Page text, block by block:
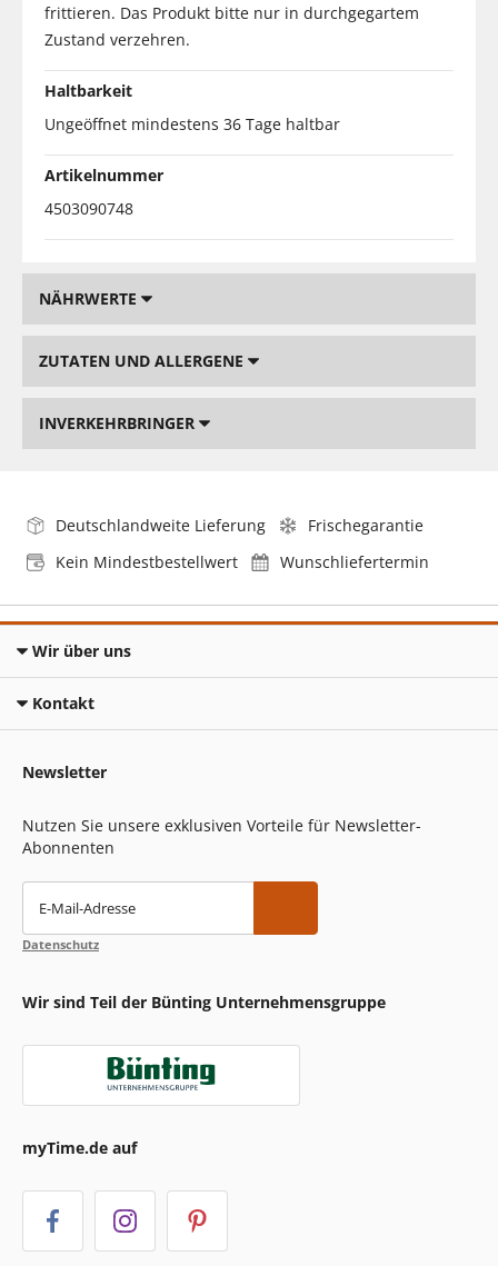
frittieren. Das Produkt bitte nur in durchgegartem
Zustand verzehren.
Haltbarkeit
Ungeöffnet mindestens 36 Tage haltbar
Artikelnummer
4503090748
NÄHRWERTE
ZUTATEN UND ALLERGENE
INVERKEHRBRINGER
Deutschlandweite Lieferung
Frischegarantie
Kein Mindestbestellwert
Wunschliefertermin
Wir über uns
Kontakt
Newsletter
Nutzen Sie unsere exklusiven Vorteile für Newsletter-
Abonnenten
E-Mail-Adresse
Datenschutz
Wir sind Teil der Bünting Unternehmensgruppe
myTime.de auf